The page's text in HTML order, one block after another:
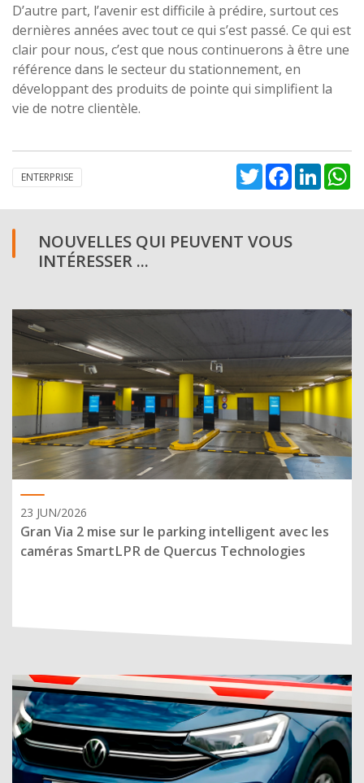
D’autre part, l’avenir est difficile à prédire, surtout ces
dernières années avec tout ce qui s’est passé. Ce qui est
clair pour nous, c’est que nous continuerons à être une
référence dans le secteur du stationnement, en
développant des produits de pointe qui simplifient la
vie de notre clientèle.
ENTERPRISE TwitterFacebook
NOUVELLES QUI PEUVENT VOUS
INTÉRESSER ...
23 JUN/2026
Gran Via 2 mise sur le parking intelligent avec les
caméras SmartLPR de Quercus Technologies